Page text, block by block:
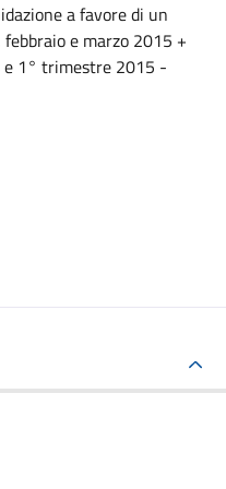
a favore di un
e marzo 2015 +
1° trimestre 2015 -